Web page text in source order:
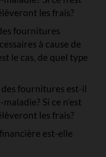
les frais?
fournitures
à cause de
le cas, de quel type
des fournitures est-il
Si ce n’est
les frais?
est-elle